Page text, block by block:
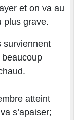
et on va au
plus grave.
surviennent
atteint
s’apaiser;